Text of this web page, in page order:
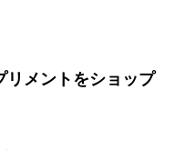
メントをショップ